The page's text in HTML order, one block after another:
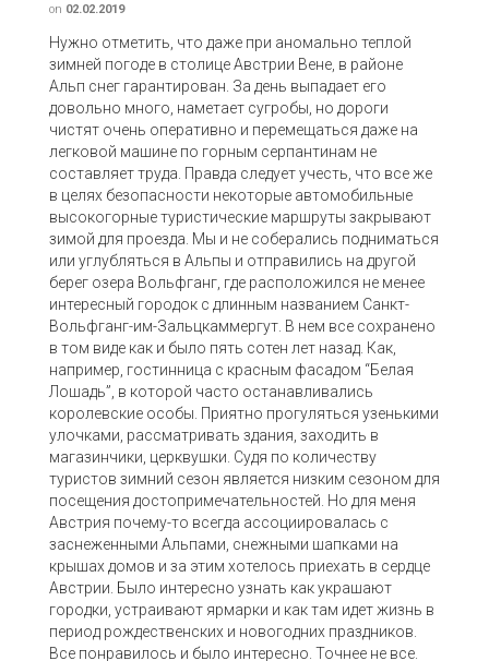
on 02.02.2019
Нужно отметить, что даже при аномально теплой
зимней погоде в столице Австрии Вене, в районе
Альп снег гарантирован. За день выпадает его
довольно много, наметает сугробы, но дороги
чистят очень оперативно и перемещаться даже на
легковой машине по горным серпантинам не
составляет труда. Правда следует учесть, что все же
в целях безопасности некоторые автомобильные
высокогорные туристические маршруты закрывают
зимой для проезда. Мы и не соберались подниматься
или углубляться в Альпы и отправились на другой
берег озера Вольфганг, где расположился не менее
интересный городок с длинным названием Санкт-
Вольфганг-им-Зальцкаммергут. В нем все сохранено
в том виде как и было пять сотен лет назад. Как,
например, гостинница с красным фасадом “Белая
Лошадь”, в которой часто останавливались
королевские особы. Приятно прогуляться узенькими
улочками, рассматривать здания, заходить в
магазинчики, церквушки. Судя по количеству
туристов зимний сезон является низким сезоном для
посещения достопримечательностей. Но для меня
Австрия почему-то всегда ассоциировалась с
заснеженными Альпами, снежными шапками на
крышах домов и за этим хотелось приехать в сердце
Австрии. Было интересно узнать как украшают
городки, устраивают ярмарки и как там идет жизнь в
период рождественских и новогодних праздников.
Все понравилось и было интересно. Точнее не все.